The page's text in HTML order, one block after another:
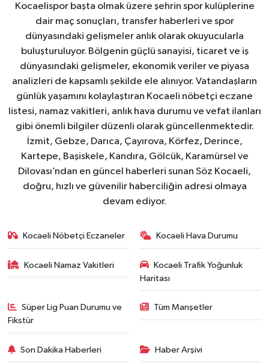
Kocaelispor başta olmak üzere şehrin spor kulüplerine
dair maç sonuçları, transfer haberleri ve spor
dünyasındaki gelişmeler anlık olarak okuyucularla
buluşturuluyor. Bölgenin güçlü sanayisi, ticaret ve iş
dünyasındaki gelişmeler, ekonomik veriler ve piyasa
analizleri de kapsamlı şekilde ele alınıyor. Vatandaşların
günlük yaşamını kolaylaştıran Kocaeli nöbetçi eczane
listesi, namaz vakitleri, anlık hava durumu ve vefat ilanları
gibi önemli bilgiler düzenli olarak güncellenmektedir.
İzmit, Gebze, Darıca, Çayırova, Körfez, Derince,
Kartepe, Başiskele, Kandıra, Gölcük, Karamürsel ve
Dilovası’ndan en güncel haberleri sunan Söz Kocaeli,
doğru, hızlı ve güvenilir haberciliğin adresi olmaya
devam ediyor.
Kocaeli Nöbetçi Eczaneler Kocaeli Hava Durumu
Kocaeli Namaz Vakitleri
Kocaeli Trafik Yoğunluk
Haritası
Süper Lig Puan Durumu ve
Fikstür
Tüm Manşetler
Son Dakika Haberleri Haber Arşivi